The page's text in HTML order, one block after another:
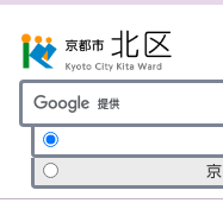
サイト内検索の範囲